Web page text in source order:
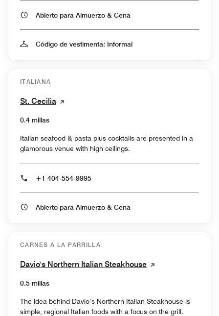
Abierto para Almuerzo & Cena
Código de vestimenta: Informal
ITALIANA
St. Cecilia
0.4 millas
Italian seafood & pasta plus cocktails are presented in a
glamorous venue with high ceilings.
+1 404-554-9995
Abierto para Almuerzo & Cena
CARNES A LA PARRILLA
Davio's Northern Italian Steakhouse
0.5 millas
The idea behind Davio’s Northern Italian Steakhouse is
simple, regional Italian foods with a focus on the grill.